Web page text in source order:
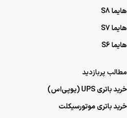
هایما S8
هایما S7
هایما S6
مطالب پربازدید
خرید باتری UPS (یو‌پی‌اس)
خرید باتری موتورسیکلت